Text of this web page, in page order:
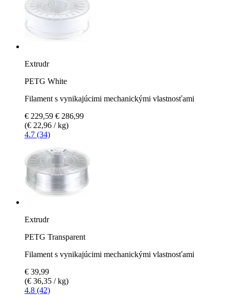
Extrudr
PETG White
Filament s vynikajúcimi mechanickými vlastnosťami
€ 229,59 € 286,99
(€ 22,96 / kg)
4.7 (34)
Extrudr
PETG Transparent
Filament s vynikajúcimi mechanickými vlastnosťami
€ 39,99
(€ 36,35 / kg)
4.8 (42)